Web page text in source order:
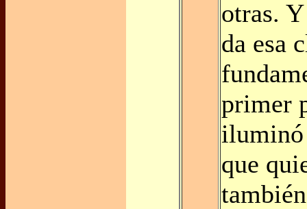
otras.
da esa
primer
iluminó
que